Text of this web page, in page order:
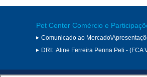
Pet Center Comércio e
Comunicado ao
DRI: Aline Ferreira Penna Peli - (FCA